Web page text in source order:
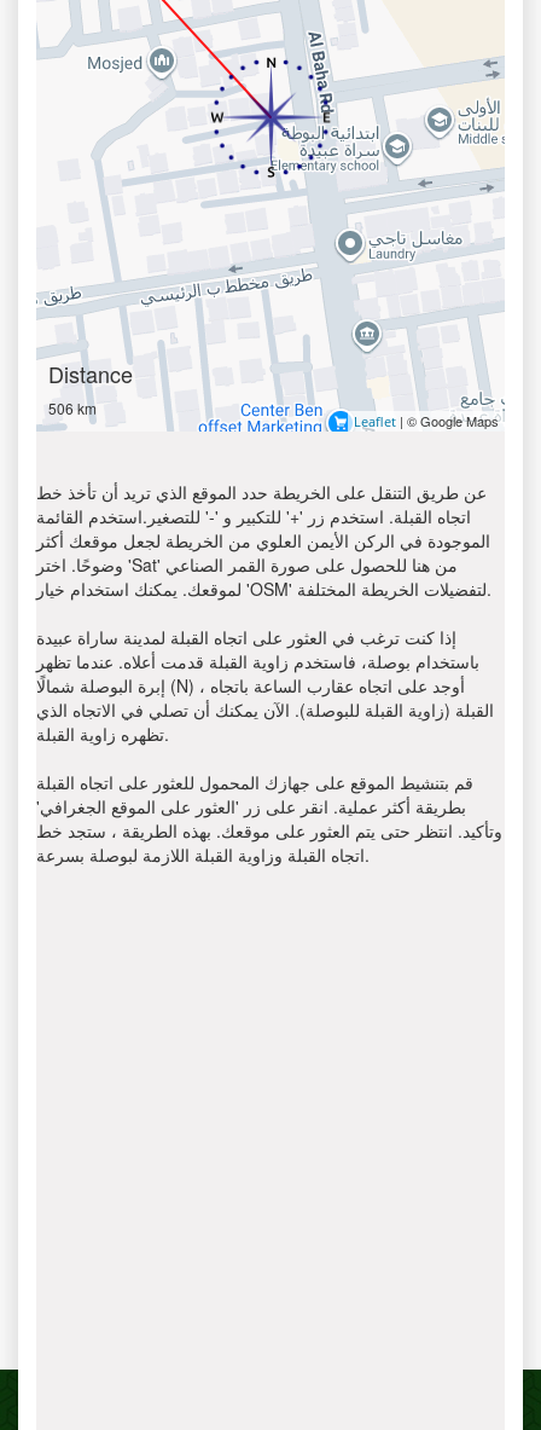
Distance
506 km
Leaflet | © Google Maps
عن طريق التنقل على الخريطة حدد الموقع الذي تريد أن تأخذ خط
اتجاه القبلة. استخدم زر '+' للتكبير و '-' للتصغير.استخدم القائمة
الموجودة في الركن الأيمن العلوي من الخريطة لجعل موقعك أكثر
وضوحًا. اختر 'Sat' من هنا للحصول على صورة القمر الصناعي
لموقعك. يمكنك استخدام خيار 'OSM' لتفضيلات الخريطة المختلفة.
إذا كنت ترغب في العثور على اتجاه القبلة لمدينة ساراة عبيدة
باستخدام بوصلة، فاستخدم زاوية القبلة قدمت أعلاه. عندما تظهر
إبرة البوصلة شمالًا (N) ، أوجد على اتجاه عقارب الساعة باتجاه
القبلة (زاوية القبلة للبوصلة). الآن يمكنك أن تصلي في الاتجاه الذي
تظهره زاوية القبلة.
قم بتنشيط الموقع على جهازك المحمول للعثور على اتجاه القبلة
بطريقة أكثر عملية. انقر على زر 'العثور على الموقع الجغرافي'
وتأكيد. انتظر حتى يتم العثور على موقعك. بهذه الطريقة ، ستجد خط
اتجاه القبلة وزاوية القبلة اللازمة لبوصلة بسرعة.